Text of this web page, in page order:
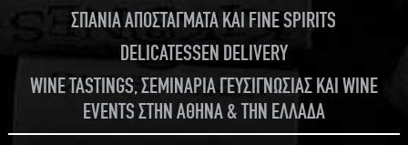
ΣΠΑΝΙΑ ΑΠΟΣΤΑΓΜΑΤΑ ΚΑΙ FINE SPIRITS
DELICATESSEN DELIVERY
WINE TASTINGS, ΣΕΜΙΝΑΡΙΑ ΓΕΥΣΙΓΝΩΣΙΑΣ ΚΑΙ WINE
EVENTS ΣΤΗΝ ΑΘΗΝΑ & ΤΗΝ ΕΛΛΑΔΑ